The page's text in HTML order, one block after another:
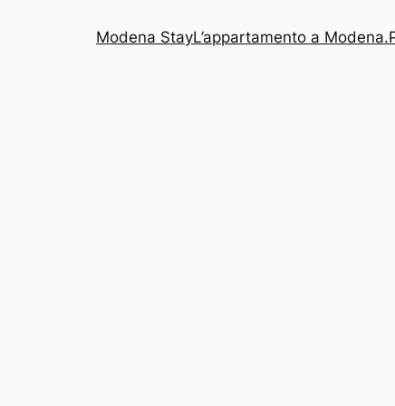
Modena StayL’appartamento a Modena.